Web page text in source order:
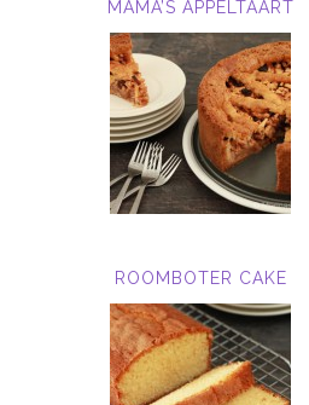
MAMA’S APPELTAART
ROOMBOTER CAKE